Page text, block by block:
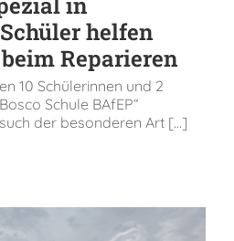
helfen
Reparieren
10 Schülerinnen und 2
Schule BAfEP“
der besonderen Art [...]